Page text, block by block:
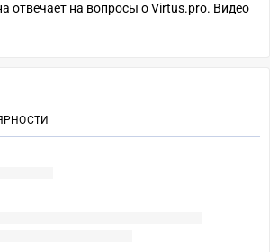
отвечает на вопросы о Virtus.pro. Видео